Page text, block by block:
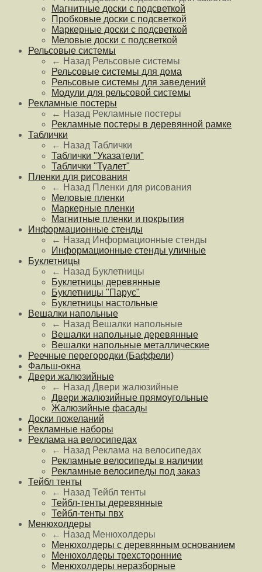
Магнитные доски с подсветкой
Пробковые доски с подсветкой
Маркерные доски с подсветкой
Меловые доски с подсветкой
Рельсовые системы
← Назад Рельсовые системы
Рельсовые системы для дома
Рельсовые системы для заведений
Модули для рельсовой системы
Рекламные постеры
← Назад Рекламные постеры
Рекламные постеры в деревянной рамке
Таблички
← Назад Таблички
Таблички "Указатели"
Таблички "Туалет"
Пленки для рисования
← Назад Пленки для рисования
Меловые пленки
Маркерные пленки
Магнитные пленки и покрытия
Информационные стенды
← Назад Информационные стенды
Информационные стенды уличные
Буклетницы
← Назад Буклетницы
Буклетницы деревянные
Буклетницы "Парус"
Буклетницы настольные
Вешалки напольные
← Назад Вешалки напольные
Вешалки напольные деревянные
Вешалки напольные металлические
Реечные перегородки (Баффели)
Фальш-окна
Двери жалюзийные
← Назад Двери жалюзийные
Двери жалюзийные прямоугольные
Жалюзийные фасады
Доски пожеланий
Рекламные наборы
Реклама на велосипедах
← Назад Реклама на велосипедах
Рекламные велосипеды в наличии
Рекламные велосипеды под заказ
Тейбл тенты
← Назад Тейбл тенты
Тейбл-тенты деревянные
Тейбл-тенты пвх
Менюхолдеры
← Назад Менюхолдеры
Менюхолдеры с деревянным основанием
Менюхолдеры трехсторонние
Менюхолдеры неразборные